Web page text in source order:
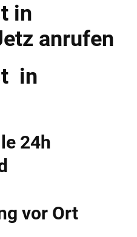
in
anrufen
in
24h
vor Ort